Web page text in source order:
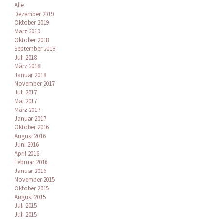
Alle
Dezember 2019
Oktober 2019
März 2019
Oktober 2018
September 2018
Juli 2018
März 2018
Januar 2018
November 2017
Juli 2017
Mai 2017
März 2017
Januar 2017
Oktober 2016
August 2016
Juni 2016
April 2016
Februar 2016
Januar 2016
November 2015
Oktober 2015
August 2015
Juli 2015
Juli 2015